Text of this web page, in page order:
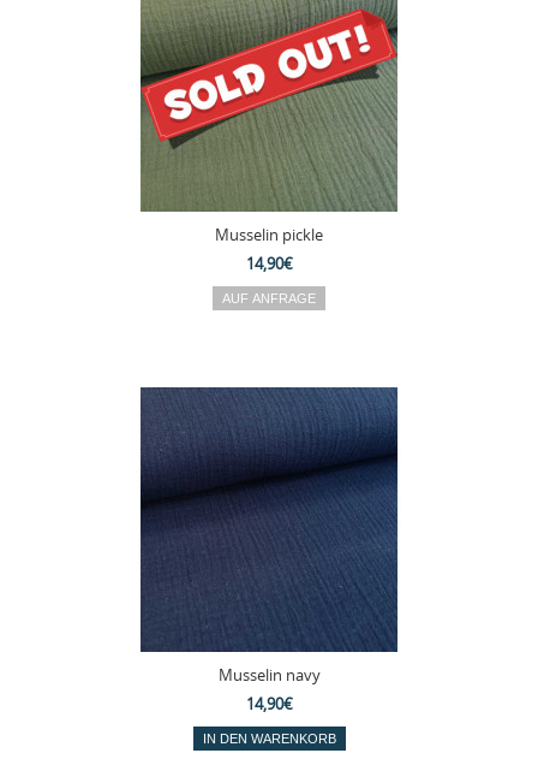
Musselin pickle
14,90€
Musselin navy
14,90€